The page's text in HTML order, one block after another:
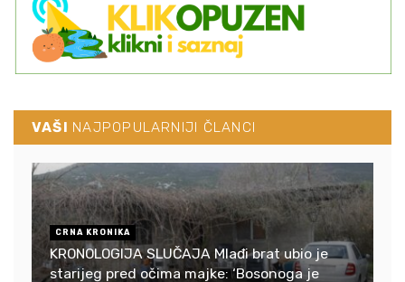
VAŠI NAJPOPULARNIJI ČLANCI
CRNA KRONIKA
KRONOLOGIJA SLUČAJA Mlađi brat ubio je
starijeg pred očima majke: ‘Bosonoga je